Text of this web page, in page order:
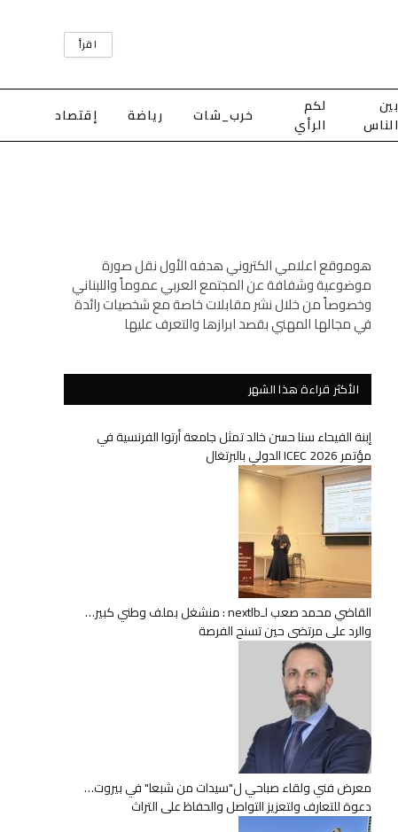
اقرأ
بين
الناس
لكم
الرأي
خرب_شات رياضة إقتصاد
هوموقع اعلامي الكتروني هدفه الأول نقل صورة
موضوعية وشفافة عن المجتمع العربي عموماً واللبناني
وخصوصاً من خلال نشر مقابلات خاصة مع شخصيات رائدة
في مجالها المهني بقصد ابرازها والتعرف عليها
الأكثر قراءة هذا الشهر
إبنة الفيحاء سنا حسن خالد تمثل جامعة أرتوا الفرنسية في
مؤتمر ICEC 2026 الدولي بالبرتغال
القاضي محمد صعب لـnextlb : منشغل بملف وطني كبير…
والرد على مرتضى حين تسنح الفرصة
معرض فني ولقاء صباحي ل"سيدات من شبعا" في بيروت…
دعوة للتعارف ولتعزيز التواصل والحفاظ على التراث